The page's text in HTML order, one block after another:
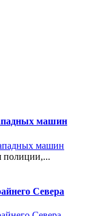
машин
полиции,...
Севера